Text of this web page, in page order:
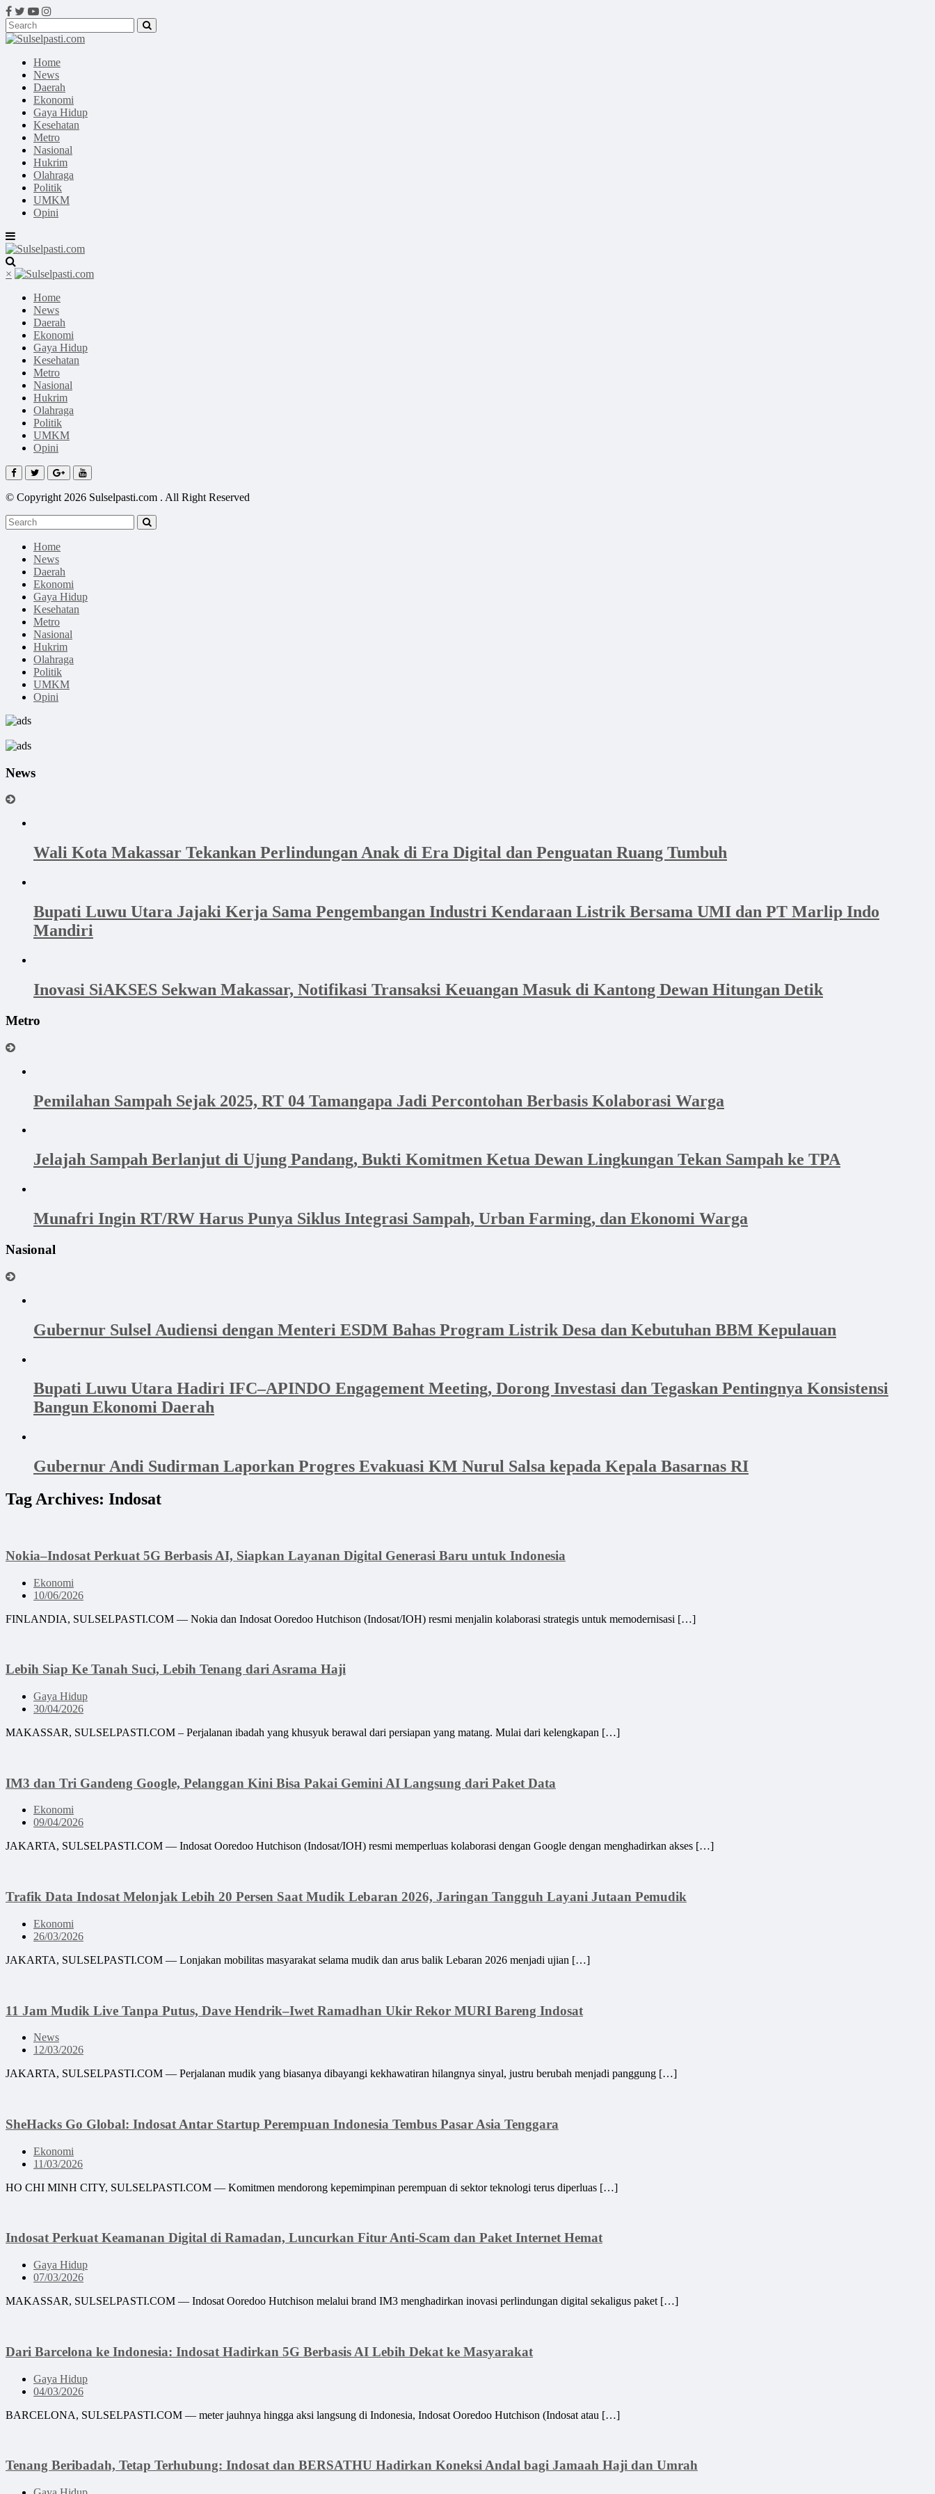
Home
News
Daerah
Ekonomi
Gaya Hidup
Kesehatan
Metro
Nasional
Hukrim
Olahraga
Politik
UMKM
Opini
×
Home
News
Daerah
Ekonomi
Gaya Hidup
Kesehatan
Metro
Nasional
Hukrim
Olahraga
Politik
UMKM
Opini
© Copyright 2026 Sulselpasti.com . All Right Reserved
Home
News
Daerah
Ekonomi
Gaya Hidup
Kesehatan
Metro
Nasional
Hukrim
Olahraga
Politik
UMKM
Opini
News
Wali Kota Makassar Tekankan Perlindungan Anak di Era Digital dan Penguatan Ruang Tumbuh
Bupati Luwu Utara Jajaki Kerja Sama Pengembangan Industri Kendaraan Listrik Bersama UMI dan PT Marlip Indo
Mandiri
Inovasi SiAKSES Sekwan Makassar, Notifikasi Transaksi Keuangan Masuk di Kantong Dewan Hitungan Detik
Metro
Pemilahan Sampah Sejak 2025, RT 04 Tamangapa Jadi Percontohan Berbasis Kolaborasi Warga
Jelajah Sampah Berlanjut di Ujung Pandang, Bukti Komitmen Ketua Dewan Lingkungan Tekan Sampah ke TPA
Munafri Ingin RT/RW Harus Punya Siklus Integrasi Sampah, Urban Farming, dan Ekonomi Warga
Nasional
Gubernur Sulsel Audiensi dengan Menteri ESDM Bahas Program Listrik Desa dan Kebutuhan BBM Kepulauan
Bupati Luwu Utara Hadiri IFC–APINDO Engagement Meeting, Dorong Investasi dan Tegaskan Pentingnya Konsistensi
Bangun Ekonomi Daerah
Gubernur Andi Sudirman Laporkan Progres Evakuasi KM Nurul Salsa kepada Kepala Basarnas RI
Tag Archives: Indosat
Nokia–Indosat Perkuat 5G Berbasis AI, Siapkan Layanan Digital Generasi Baru untuk Indonesia
Ekonomi
10/06/2026
FINLANDIA, SULSELPASTI.COM — Nokia dan Indosat Ooredoo Hutchison (Indosat/IOH) resmi menjalin kolaborasi strategis untuk memodernisasi […]
Lebih Siap Ke Tanah Suci, Lebih Tenang dari Asrama Haji
Gaya Hidup
30/04/2026
MAKASSAR, SULSELPASTI.COM – Perjalanan ibadah yang khusyuk berawal dari persiapan yang matang. Mulai dari kelengkapan […]
IM3 dan Tri Gandeng Google, Pelanggan Kini Bisa Pakai Gemini AI Langsung dari Paket Data
Ekonomi
09/04/2026
JAKARTA, SULSELPASTI.COM — Indosat Ooredoo Hutchison (Indosat/IOH) resmi memperluas kolaborasi dengan Google dengan menghadirkan akses […]
Trafik Data Indosat Melonjak Lebih 20 Persen Saat Mudik Lebaran 2026, Jaringan Tangguh Layani Jutaan Pemudik
Ekonomi
26/03/2026
JAKARTA, SULSELPASTI.COM — Lonjakan mobilitas masyarakat selama mudik dan arus balik Lebaran 2026 menjadi ujian […]
11 Jam Mudik Live Tanpa Putus, Dave Hendrik–Iwet Ramadhan Ukir Rekor MURI Bareng Indosat
News
12/03/2026
JAKARTA, SULSELPASTI.COM — Perjalanan mudik yang biasanya dibayangi kekhawatiran hilangnya sinyal, justru berubah menjadi panggung […]
SheHacks Go Global: Indosat Antar Startup Perempuan Indonesia Tembus Pasar Asia Tenggara
Ekonomi
11/03/2026
HO CHI MINH CITY, SULSELPASTI.COM — Komitmen mendorong kepemimpinan perempuan di sektor teknologi terus diperluas […]
Indosat Perkuat Keamanan Digital di Ramadan, Luncurkan Fitur Anti-Scam dan Paket Internet Hemat
Gaya Hidup
07/03/2026
MAKASSAR, SULSELPASTI.COM — Indosat Ooredoo Hutchison melalui brand IM3 menghadirkan inovasi perlindungan digital sekaligus paket […]
Dari Barcelona ke Indonesia: Indosat Hadirkan 5G Berbasis AI Lebih Dekat ke Masyarakat
Gaya Hidup
04/03/2026
BARCELONA, SULSELPASTI.COM — meter jauhnya hingga aksi langsung di Indonesia, Indosat Ooredoo Hutchison (Indosat atau […]
Tenang Beribadah, Tetap Terhubung: Indosat dan BERSATHU Hadirkan Koneksi Andal bagi Jamaah Haji dan Umrah